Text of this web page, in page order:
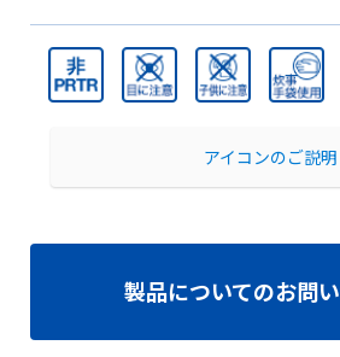
オンラインストア
アイコンのご説明
製品についてのお問